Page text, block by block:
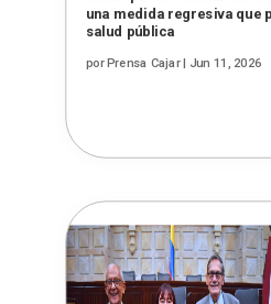
una medida regresiva que
salud pública
porPrensa Cajar| Jun 11, 2026